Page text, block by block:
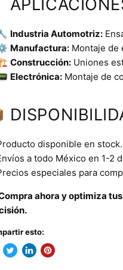
Industria Automotriz:
Manufactura:Montaje de
Construcción:Uniones
Electrónica:Montaje de
disponible en stock.
a todo México en 1-2
especiales para
ahora y optimiza
esto: